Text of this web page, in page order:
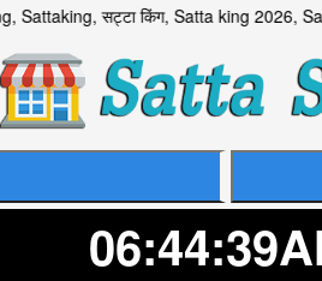
सट्टा किंग, Satta king 2026, Satta